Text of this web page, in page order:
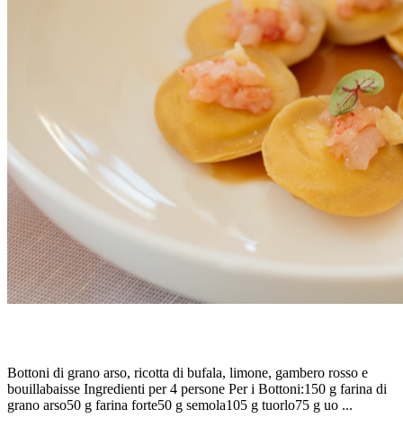
Bottoni di grano arso, ricotta di bufala, limone, gambero rosso e
bouillabaisse Ingredienti per 4 persone Per i Bottoni:150 g farina di
grano arso50 g farina forte50 g semola105 g tuorlo75 g uo ...